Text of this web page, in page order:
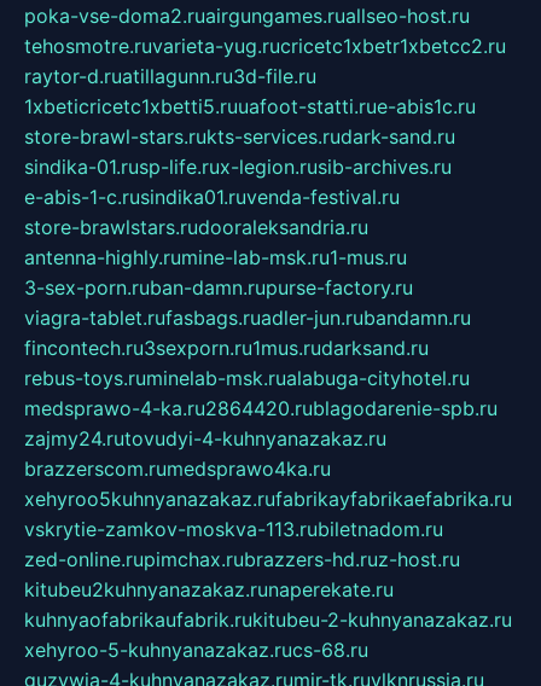
poka-vse-doma2.ruairgungames.ruallseo-host.ru
tehosmotre.ruvarieta-yug.rucricetc1xbetr1xbetcc2.ru
raytor-d.ruatillagunn.ru3d-file.ru
1xbeticricetc1xbetti5.ruuafoot-statti.rue-abis1c.ru
store-brawl-stars.rukts-services.rudark-sand.ru
sindika-01.rusp-life.rux-legion.rusib-archives.ru
e-abis-1-c.rusindika01.ruvenda-festival.ru
store-brawlstars.rudooraleksandria.ru
antenna-highly.rumine-lab-msk.ru1-mus.ru
3-sex-porn.ruban-damn.rupurse-factory.ru
viagra-tablet.rufasbags.ruadler-jun.rubandamn.ru
fincontech.ru3sexporn.ru1mus.rudarksand.ru
rebus-toys.ruminelab-msk.rualabuga-cityhotel.ru
medsprawo-4-ka.ru2864420.rublagodarenie-spb.ru
zajmy24.rutovudyi-4-kuhnyanazakaz.ru
brazzerscom.rumedsprawo4ka.ru
xehyroo5kuhnyanazakaz.rufabrikayfabrikaefabrika.ru
vskrytie-zamkov-moskva-113.rubiletnadom.ru
zed-online.rupimchax.rubrazzers-hd.ruz-host.ru
kitubeu2kuhnyanazakaz.runaperekate.ru
kuhnyaofabrikaufabrik.rukitubeu-2-kuhnyanazakaz.ru
xehyroo-5-kuhnyanazakaz.rucs-68.ru
guzywia-4-kuhnyanazakaz.rumir-tk.ruvlknrussia.ru